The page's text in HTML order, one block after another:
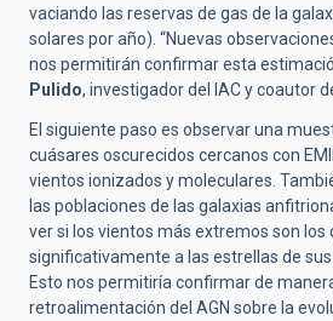
vaciando las reservas de gas de la
solares por año). “Nuevas
nos permitirán confirmar esta
Pulido, investigador del IAC y coautor
El siguiente paso es observar una
cuásares oscurecidos cercanos con
vientos ionizados y moleculares.
las poblaciones de las galaxias
ver si los vientos más extremos son
significativamente a las estrellas de
Esto nos permitiría confirmar de
retroalimentación del AGN sobre la